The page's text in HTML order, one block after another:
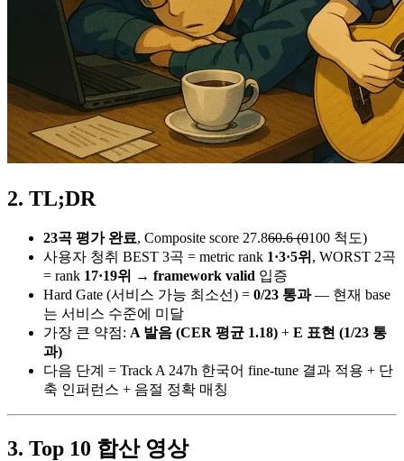
TL;DR
23곡 평가 완료, Composite score 27.860.6 (0100 척도)
사용자 청취 BEST 3곡 = metric rank 1·3·5위 , WORST 2곡
= rank 17·19위 → framework valid 입증
Hard Gate (서비스 가능 최소선) = 0/23 통과— 현재 base
는 서비스 수준에 미달
가장 큰 약점: A 발음 (CER 평균 1.18) + E 표현 (1/23 통
과)
다음 단계 = Track A 247h 한국어 fine-tune 결과 적용 + 단
축 인퍼런스 + 음절 정확 매칭
Top 10 합산 영상